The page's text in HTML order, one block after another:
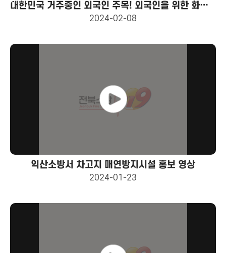
대한민국 거주중인 외국인 주목! 외국인을 위한 화재안전대책 영상
2024-02-08
익산소방서 차고지 매연방지시설 홍보 영상
2024-01-23